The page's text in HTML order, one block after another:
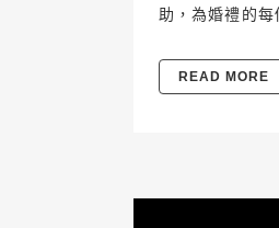
助，為婚禮的每
READ MORE